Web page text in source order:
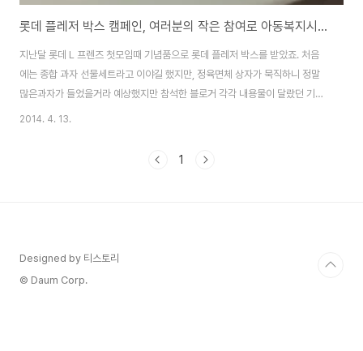
롯데 플레저 박스 캠페인, 여러분의 작은 참여로 아동복지시설 어린이들에게 선물을
지난달 롯데 L 프렌즈 첫모임때 기념품으로 롯데 플레저 박스를 받았죠. 처음
에는 종합 과자 선물세트라고 이야길 했지만, 정육면체 상자가 묵직하니 정말
많은과자가 들었을거라 예상했지만 참석한 블로거 각각 내용물이 달랐던 기억
이 나네요. 그러던 중 롯데에서 빈곤아동, 다문화가정, 조손가정아동까지, 정말
번에는 아동복지시설에 보드게임, 치료놀이, 운동용품이 담긴 플레저 박스를
2014. 4. 13.
1
Designed by 티스토리
© Daum Corp.